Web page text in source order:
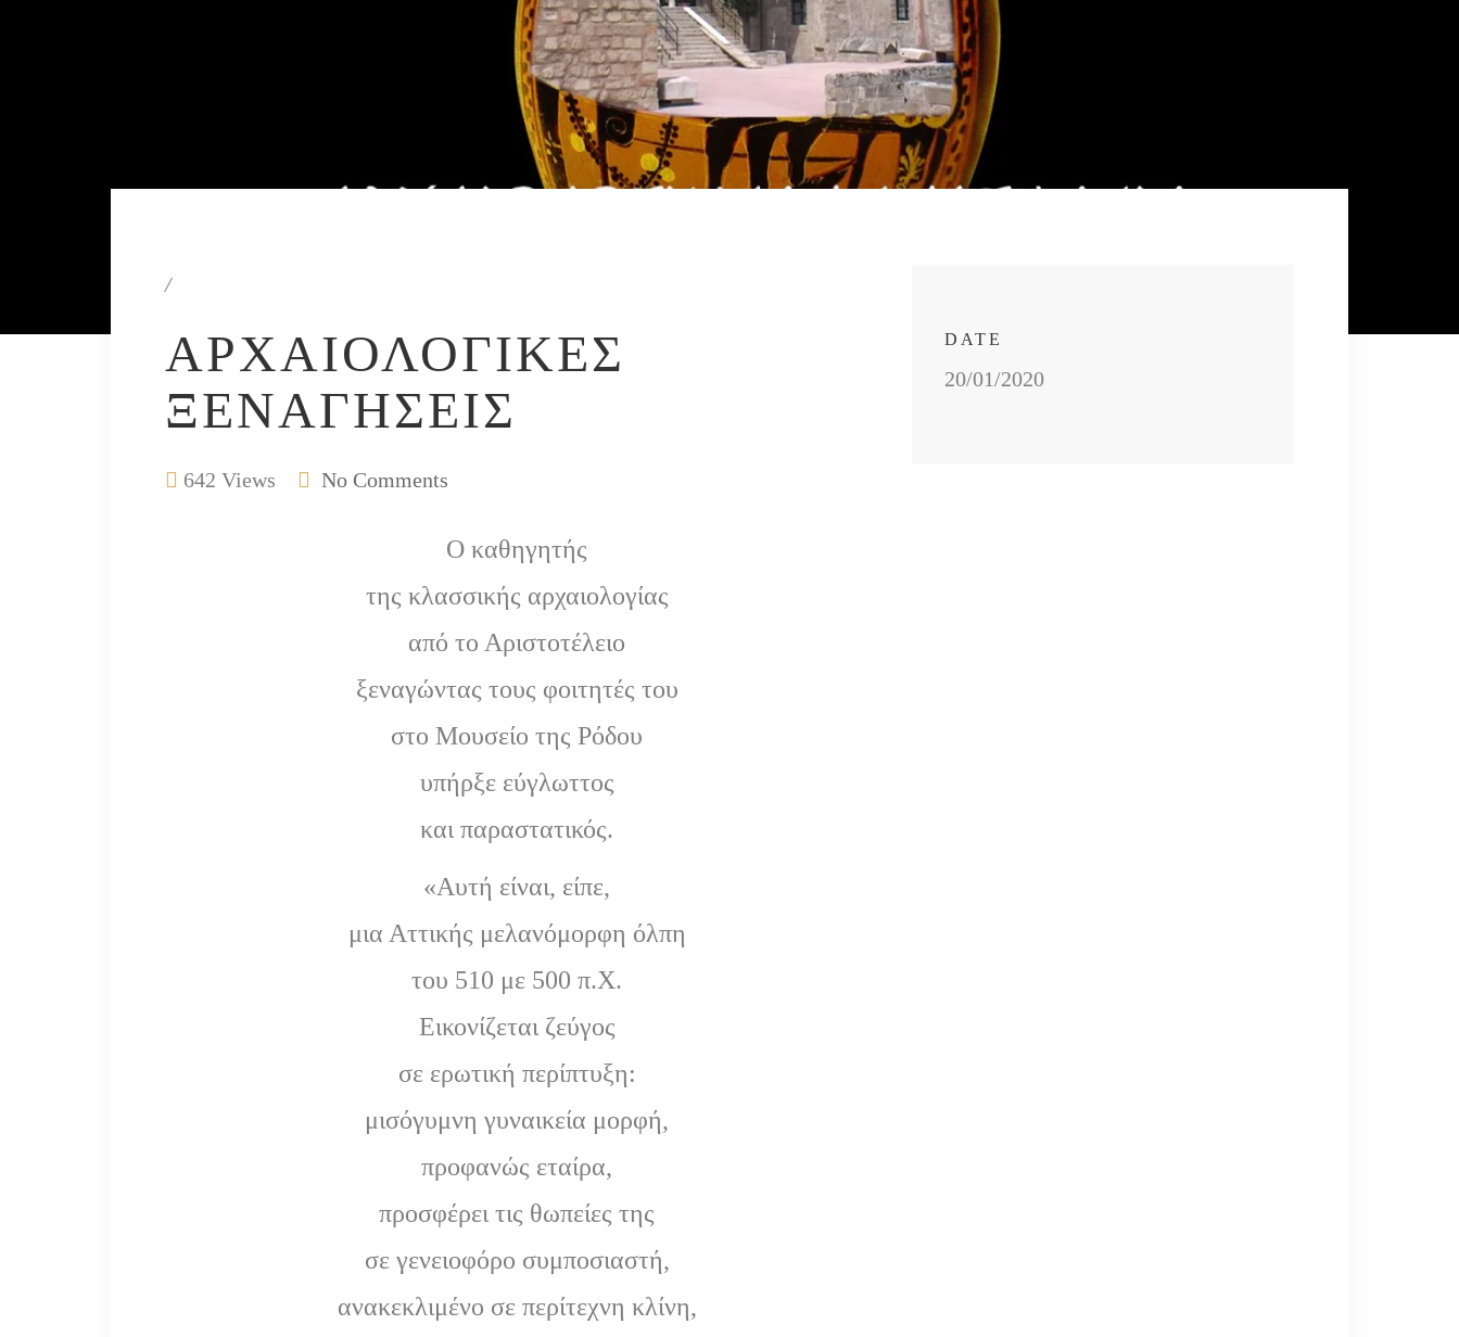
/
ΑΡΧΑΙΟΛΟΓΙΚΈΣ
ΞΕΝΑΓΉΣΕΙΣ
642 Views No Comments
Ο καθηγητής
της κλασσικής αρχαιολογίας
από το Αριστοτέλειο
ξεναγώντας τους φοιτητές του
στο Μουσείο της Ρόδου
υπήρξε εύγλωττος
και παραστατικός.
«Αυτή είναι, είπε,
μια Αττικής μελανόμορφη όλπη
του 510 με 500 π.Χ.
Εικονίζεται ζεύγος
σε ερωτική περίπτυξη:
μισόγυμνη γυναικεία μορφή,
προφανώς εταίρα,
προσφέρει τις θωπείες της
σε γενειοφόρο συμποσιαστή,
ανακεκλιμένο σε περίτεχνη κλίνη,
DATE
20/01/2020